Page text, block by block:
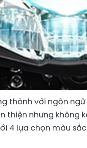
thành với ngôn
thiện nhưng không
4 lựa chọn màu